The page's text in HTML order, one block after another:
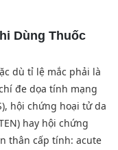
Dùng Thuốc
dù tỉ lệ mắc phải là
đe dọa tính mạng
hội chứng hoại tử da
hay hội chứng
thân cấp tính: acute